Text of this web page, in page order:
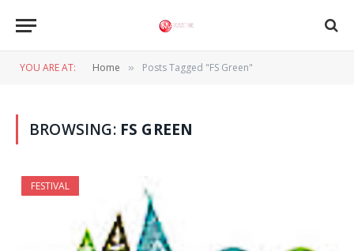
YOU ARE AT: Home » Posts Tagged "FS Green"
BROWSING: FS GREEN
FESTIVAL